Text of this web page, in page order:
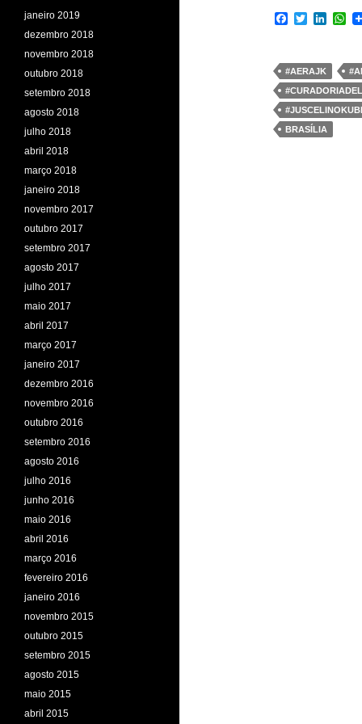
F
b
o
o
k
T
t
e
r
L
d
I
n
W
s
A
p
p
#AERAJK
BRASÍLIA
janeiro 2019
dezembro 2018
novembro 2018
outubro 2018
setembro 2018
agosto 2018
julho 2018
abril 2018
março 2018
janeiro 2018
novembro 2017
outubro 2017
setembro 2017
agosto 2017
julho 2017
maio 2017
abril 2017
março 2017
janeiro 2017
dezembro 2016
novembro 2016
outubro 2016
setembro 2016
agosto 2016
julho 2016
junho 2016
maio 2016
abril 2016
março 2016
fevereiro 2016
janeiro 2016
novembro 2015
outubro 2015
setembro 2015
agosto 2015
maio 2015
abril 2015